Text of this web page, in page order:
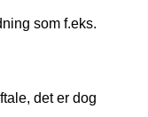
som f.eks.
det er dog